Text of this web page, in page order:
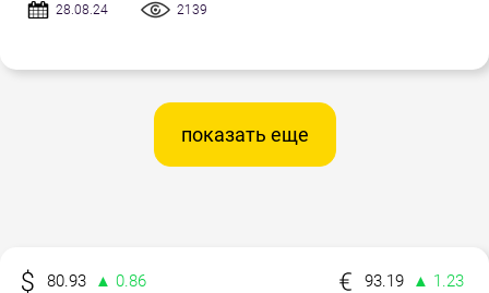
28.08.24 2139
показать еще
80.93 ▲ 0.86 93.19
▲ 1.23